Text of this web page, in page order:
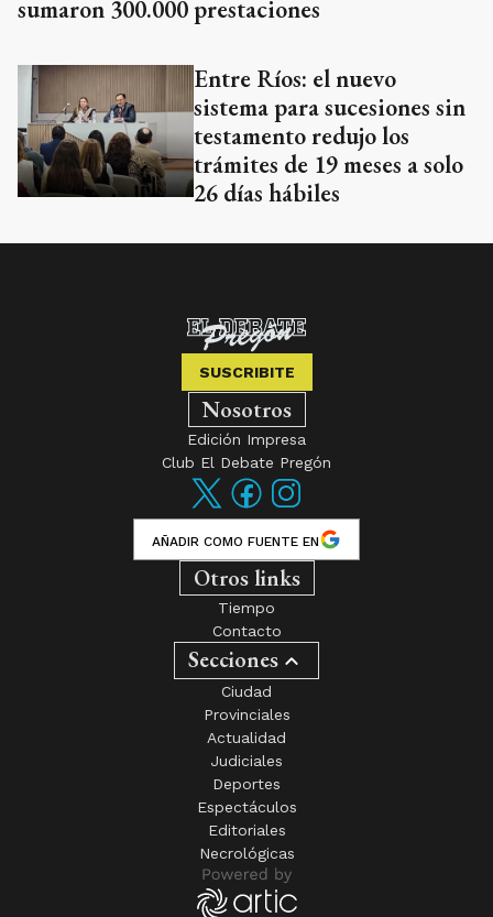
sumaron 300.000 prestaciones
Entre Ríos: el nuevo
sistema para sucesiones sin
testamento redujo los
trámites de 19 meses a solo
26 días hábiles
SUSCRIBITE
Nosotros
Edición Impresa
Club El Debate Pregón
AÑADIR COMO FUENTE EN
Otros links
Tiempo
Contacto
Secciones
Ciudad
Provinciales
Actualidad
Judiciales
Deportes
Espectáculos
Editoriales
Necrológicas